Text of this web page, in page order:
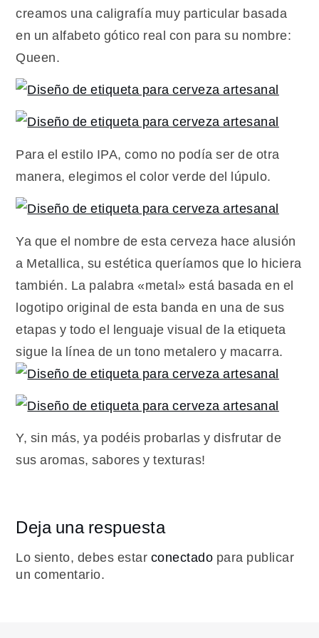
creamos una caligrafía muy particular basada
en un alfabeto gótico real con para su nombre:
Queen.
Para el estilo IPA, como no podía ser de otra
manera, elegimos el color verde del lúpulo.
Ya que el nombre de esta cerveza hace alusión
a Metallica, su estética queríamos que lo hiciera
también. La palabra «metal» está basada en el
logotipo original de esta banda en una de sus
etapas y todo el lenguaje visual de la etiqueta
sigue la línea de un tono metalero y macarra.
Y, sin más, ya podéis probarlas y disfrutar de
sus aromas, sabores y texturas!
Deja una respuesta
Lo siento, debes estar conectado para publicar
un comentario.